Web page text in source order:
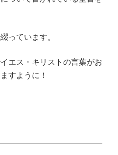
っています。
エス・キリストの言葉がお
すように！